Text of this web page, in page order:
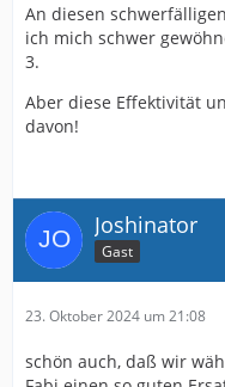
An diesen
ich mich schwer
3.
Aber diese Effektivität
davon!
Joshinator
Gast
23. Oktober 2024 um 21:08
schön auch, daß wir